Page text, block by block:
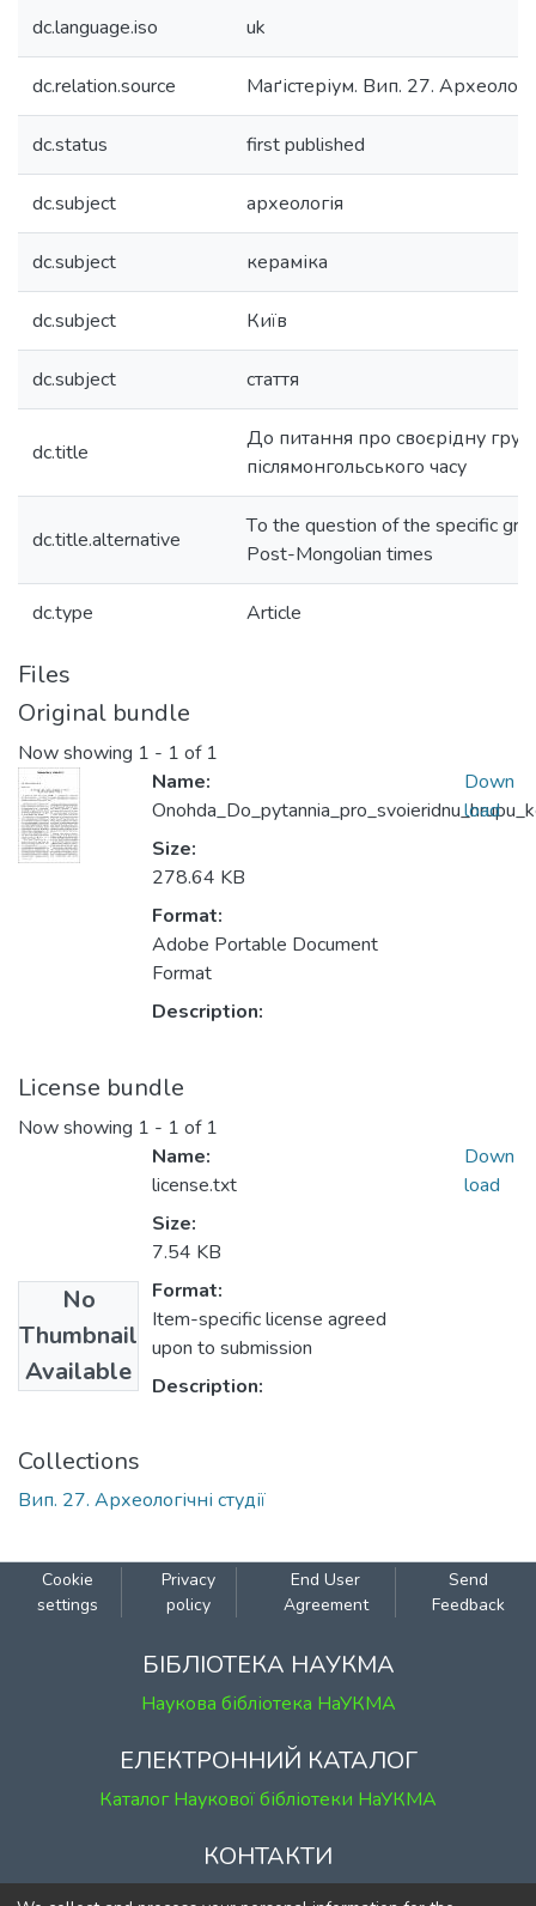
dc.language.iso uk
dc.relation.source Маґістеріум. Вип. 27.
dc.status first published
dc.subject археологія
dc.subject кераміка
dc.subject Київ
dc.subject стаття
dc.title
До питання про своєрідну
післямонгольського часу
dc.title.alternative
Tо the question of the specific
Post-Mongolian times
dc.type Article
Files
Original bundle
Now showing 1 - 1 of 1
Name:
Size:
278.64 KB
Format:
Adobe Portable Document
Format
Description:
Down
load
License bundle
Now showing 1 - 1 of 1
No
Thumbnail
Available
Name:
license.txt
Size:
7.54 KB
Format:
Item-specific license agreed
upon to submission
Description:
Down
load
Collections
Вип. 27. Археологічні студії
Cookie
settings
Privacy
policy
End User
Agreement
Send
Feedback
БІБЛІОТЕКА НАУКМА
Наукова бібліотека НаУКМА
ЕЛЕКТРОННИЙ КАТАЛОГ
Каталог Наукової бібліотеки НаУКМА
КОНТАКТИ
м. Київ, вул. Григорія Сковороди, 2